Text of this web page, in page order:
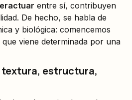
entre sí, contribuyen
De hecho, se habla de
y biológica: comencemos
viene determinada por una
estructura,